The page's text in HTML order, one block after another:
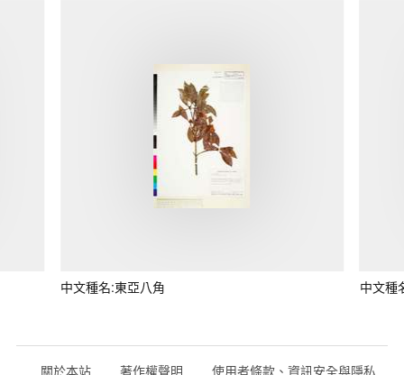
中文種名:東亞八角 中文種
關於本站 著作權聲明 使用者條款、資訊安全與隱私